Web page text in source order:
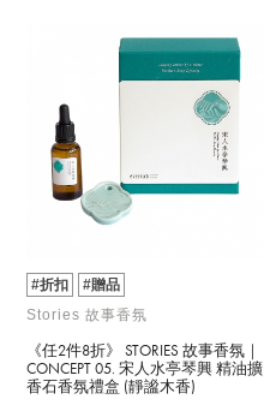
#折扣
#贈品
Stories 故事香氛
《任2件8折》 STORIES 故事香氛｜
CONCEPT 05. 宋人水亭琴興 精油擴
香石香氛禮盒 (靜謐木香)